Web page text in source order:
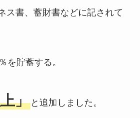
ス書、蓄財書などに記されて
を貯蓄する。
」と追加しました。